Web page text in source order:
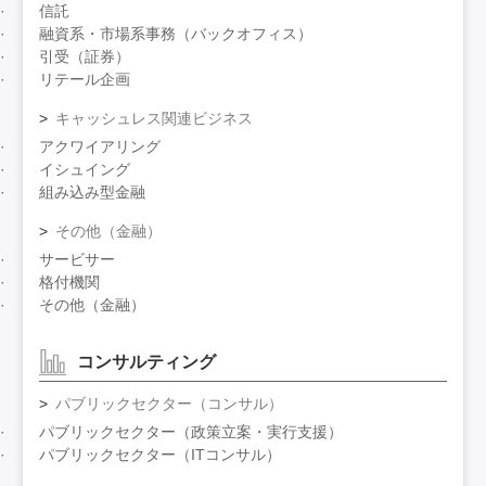
信託
融資系・市場系事務（バックオフィス）
引受（証券）
リテール企画
キャッシュレス関連ビジネス
アクワイアリング
イシュイング
組み込み型金融
その他（金融）
サービサー
格付機関
その他（金融）
コンサルティング
パブリックセクター（コンサル）
パブリックセクター（政策立案・実行支援）
パブリックセクター（ITコンサル）